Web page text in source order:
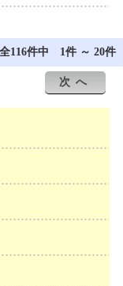
全116件中 1件 ～ 20件
次へ